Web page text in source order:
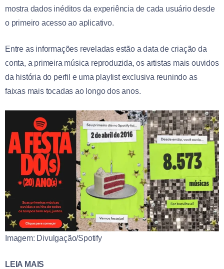
mostra dados inéditos da experiência de cada usuário desde
o primeiro acesso ao aplicativo.
Entre as informações reveladas estão a data de criação da
conta, a primeira música reproduzida, os artistas mais ouvidos
da história do perfil e uma playlist exclusiva reunindo as
faixas mais tocadas ao longo dos anos.
Imagem: Divulgação/Spotify
LEIA MAIS